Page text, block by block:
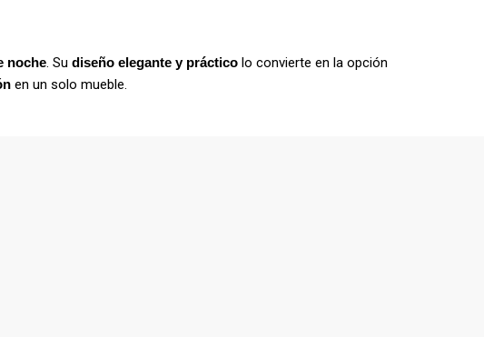
noche. Su diseño elegante y prácticolo convierte en la opción
en un solo mueble.